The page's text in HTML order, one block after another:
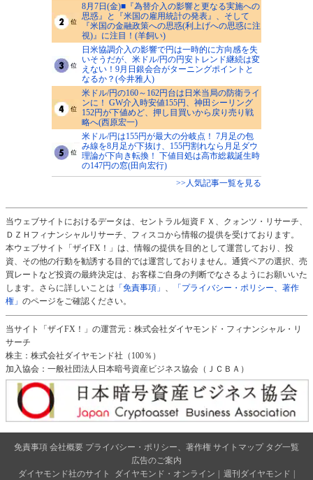
8月7日(金)■『為替介入の影響と更なる実施への
思惑』と『米国の雇用統計の発表』、そして
『米国の金融政策への思惑(利上げへの思惑に注
視)』に注目！(羊飼い)
日米協調介入の影響で円は一時的に方向感を失
いそうだが、米ドル/円の円安トレンド継続は変
えない！9月日銀会合がターニングポイントと
なるか？(今井雅人)
米ドル/円の160～162円台は日米当局の防衛ライ
ンに！ GW介入時安値155円、神田シーリング
152円が下値めど、押し目買いから戻り売り戦
略へ(西原宏一)
米ドル/円は155円が最大の分岐点！ 7月足の包
み線を8月足が下抜け、155円割れなら月足ダウ
理論が下向き転換！ 下値目処は高市総裁誕生時
の147円の窓(田向宏行)
>>人気記事一覧を見る
当ウェブサイトにおけるデータは、セントラル短資ＦＸ、クォンツ・リサーチ、
ＤＺＨフィナンシャルリサーチ、フィスコから情報の提供を受けております。
本ウェブサイト「ザイFX！」は、情報の提供を目的として運営しており、投
資、その他の行動を勧誘する目的では運営しておりません。通貨ペアの選択、売
買レートなど投資の最終決定は、お客様ご自身の判断でなさるようにお願いいた
します。さらに詳しいことは 「免責事項」 、
「プライバシー・ポリシー、著作
権」 のページをご確認ください。
当サイト「ザイFX！」の運営元：株式会社ダイヤモンド・フィナンシャル・リ
サーチ
株主：株式会社ダイヤモンド社（100％）
加入協会：一般社団法人日本暗号資産ビジネス協会（ＪＣＢＡ）
免責事項 会社概要 プライバシー・ポリシー、著作権 サイトマップ タグ一覧
広告のご案内
ダイヤモンド社のサイト
ダイヤモンド・オンライン 週刊ダイヤモンド